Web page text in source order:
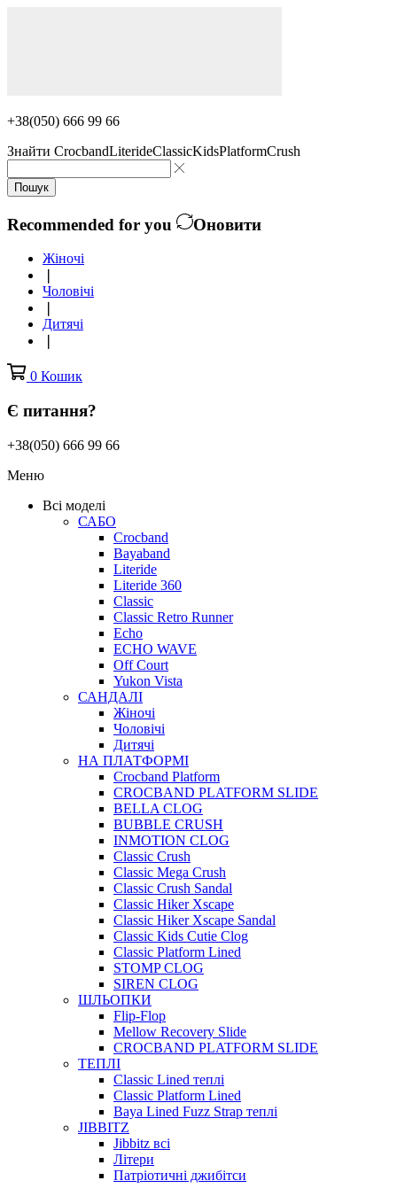
+38(050) 666 99 66
Знайти CrocbandLiterideClassicKidsPlatformCrush
Пошук
Recommended for you Оновити
Жіночі
Чоловічі
Дитячі
0 Кошик
Є питання?
+38(050) 666 99 66
Меню
Всі моделі
САБО
Crocband
Bayaband
Literide
Literide 360
Classic
Classic Retro Runner
Echo
ECHO WAVE
Off Court
Yukon Vista
САНДАЛІ
Жіночі
Чоловічі
Дитячі
НА ПЛАТФОРМІ
Crocband Platform
CROCBAND PLATFORM SLIDE
BELLA CLOG
BUBBLE CRUSH
INMOTION CLOG
Classic Crush
Classic Mega Crush
Classic Crush Sandal
Classic Hiker Xscape
Classic Hiker Xscape Sandal
Classic Kids Cutie Clog
Classic Platform Lined
STOMP CLOG
SIREN CLOG
ШЛЬОПКИ
Flip-Flop
Mellow Recovery Slide
CROCBAND PLATFORM SLIDE
ТЕПЛІ
Classic Lined теплі
Classic Platform Lined
Baya Lined Fuzz Strap теплі
JIBBITZ
Jibbitz всі
Літери
Патріотичні джибітси